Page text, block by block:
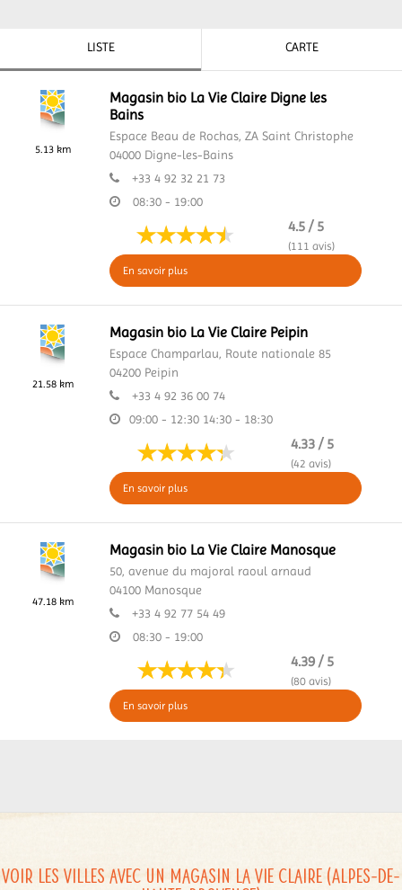
LISTE CARTE
5.13 km
Magasin bio La Vie Claire Digne les
Bains
Espace Beau de Rochas, ZA Saint Christophe
04000 Digne-les-Bains
+33 4 92 32 21 73
08:30 - 19:00
4.5 / 5
(111 avis)
En savoir plus
21.58 km
Magasin bio La Vie Claire Peipin
Espace Champarlau, Route nationale 85
04200 Peipin
+33 4 92 36 00 74
09:00 - 12:30 14:30 - 18:30
4.33 / 5
(42 avis)
En savoir plus
47.18 km
Magasin bio La Vie Claire Manosque
50, avenue du majoral raoul arnaud
04100 Manosque
+33 4 92 77 54 49
08:30 - 19:00
4.39 / 5
(80 avis)
En savoir plus
Voir les villes avec un magasin La Vie Claire (Alpes-de-